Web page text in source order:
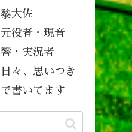
黎大佐
元役者・現音
響・実況者
日々、思いつき
で書いてます